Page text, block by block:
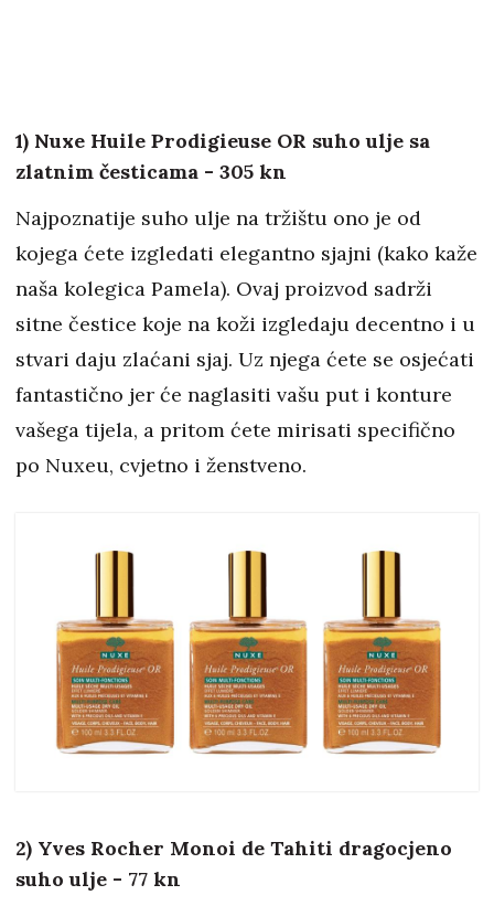
1) Nuxe Huile Prodigieuse OR suho ulje sa
zlatnim česticama - 305 kn
Najpoznatije suho ulje na tržištu ono je od
kojega ćete izgledati elegantno sjajni (kako kaže
naša kolegica Pamela). Ovaj proizvod sadrži
sitne čestice koje na koži izgledaju decentno i u
stvari daju zlaćani sjaj. Uz njega ćete se osjećati
fantastično jer će naglasiti vašu put i konture
vašega tijela, a pritom ćete mirisati specifično
po Nuxeu, cvjetno i ženstveno.
2) Yves Rocher Monoi de Tahiti dragocjeno
suho ulje - 77 kn